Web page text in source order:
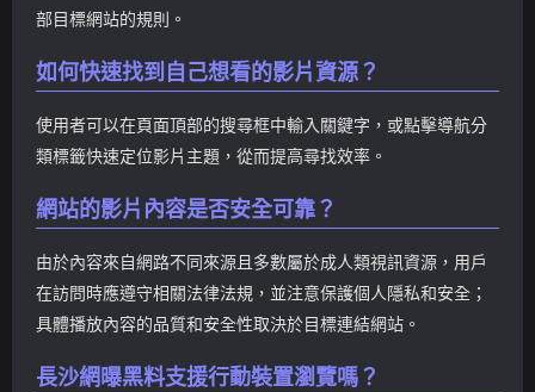
部目標網站的規則。
如何快速找到自己想看的影片資源？
使用者可以在頁面頂部的搜尋框中輸入關鍵字，或點擊導航分
類標籤快速定位影片主題，從而提高尋找效率。
網站的影片內容是否安全可靠？
由於內容來自網路不同來源且多數屬於成人類視訊資源，用戶
在訪問時應遵守相關法律法規，並注意保護個人隱私和安全；
具體播放內容的品質和安全性取決於目標連結網站。
長沙網曝黑料支援行動裝置瀏覽嗎？